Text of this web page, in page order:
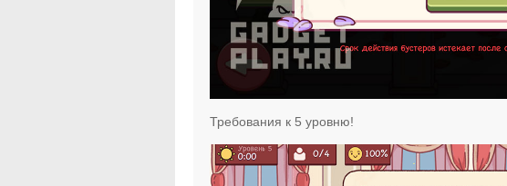
Требования к 5 уровню!